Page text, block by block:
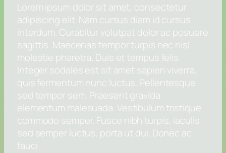
Lorem ipsum dolor sit amet, consectetur
adipiscing elit. Nam cursus diam id cursus
interdum. Curabitur volutpat dolor ac posuere
sagittis. Maecenas tempor turpis nec nisl
molestie pharetra. Duis et tempus felis.
Integer sodales est sit amet sapien viverra,
quis fermentum nunc luctus. Pellentesque
sed tempor sem. Praesent gravida
elementum malesuada. Vestibulum tristique
commodo semper. Fusce nibh turpis, iaculis
sed semper luctus, porta ut dui. Donec ac
fauci